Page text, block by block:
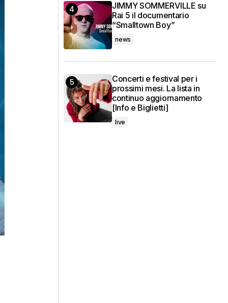
JIMMY SOMMERVILLE su
Rai 5 il documentario
“Smalltown Boy”
news
Concerti e festival per i
prossimi mesi. La lista in
continuo aggiornamento
[Info e Biglietti]
live